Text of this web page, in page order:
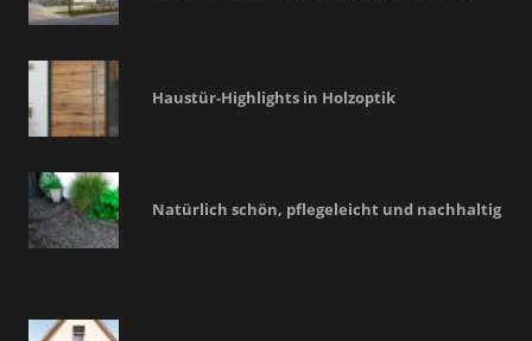
Haustür-Highlights in Holzoptik
Natürlich schön, pflegeleicht und nachhaltig